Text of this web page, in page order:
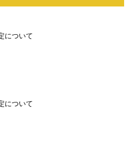
について
について